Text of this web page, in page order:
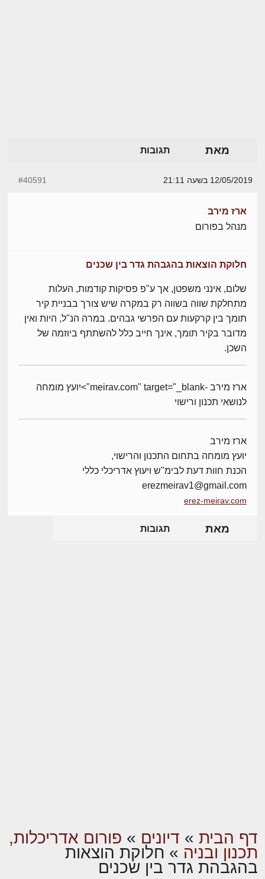
מאת תגובות
12/05/2019 בשעה 21:11 #40591
ארז מירב
מנהל בפורום
חלוקת הוצאות בהגבהת גדר בין שכנים
שלום, אינני משפטן, אך ע"פ פסיקות קודמות, העלות
מתחלקת שווה בשווה רק במקרה שיש צורך בבניית קיר
תומך בין קרקעות עם הפרשי גבהים. במרה הנ"ל, היות ואין
מדובר בקיר תומך, אינך חייב כלל להשתתף ביוזמה של
השכן.
ארז מירב -meirav.com" target="_blank">יועץ מומחה
לנושאי תכנון ורישוי
ארז מירב
יועץ מומחה בתחום התכנון והרישוי,
הכנת חוות דעת לבימ"ש ויעוץ אדריכלי כללי
erezmeirav1@gmail.com
erez-meirav.com
מאת תגובות
דף הבית » דיונים » פורום אדריכלות,
תכנון ובניה » חלוקת הוצאות
בהגבהת גדר בין שכנים